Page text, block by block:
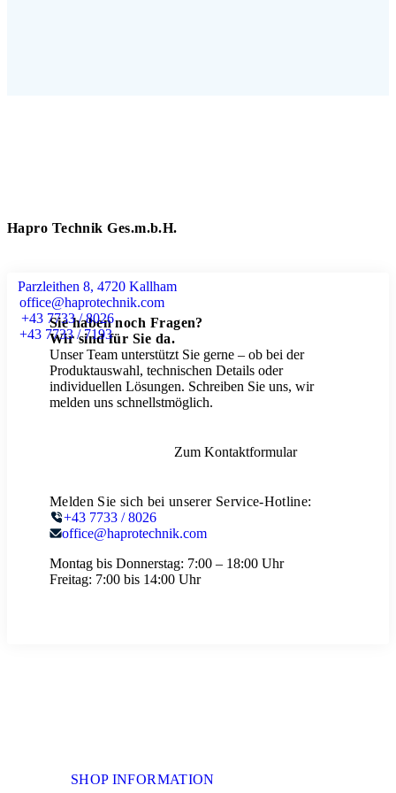
Hapro Technik Ges.m.b.H.
Parzleithen 8, 4720 Kallham
office@haprotechnik.com
+43 7733 / 8026
+43 7733 / 7193
Sie haben noch Fragen?
Wir sind für Sie da.
Unser Team unterstützt Sie gerne – ob bei der
Produktauswahl, technischen Details oder
individuellen Lösungen. Schreiben Sie uns, wir
melden uns schnellstmöglich.
Zum Kontaktformular
Melden Sie sich bei unserer Service-Hotline:
+43 7733 / 8026
office@haprotechnik.com
Montag bis Donnerstag: 7:00 – 18:00 Uhr
Freitag: 7:00 bis 14:00 Uhr
SHOP INFORMATION